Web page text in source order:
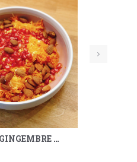
CAROTTE, GINGEMBRE & GRENADE